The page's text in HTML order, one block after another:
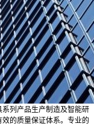
列产品生产制造及智能研
的质量保证体系。专业的